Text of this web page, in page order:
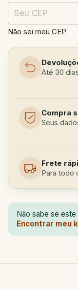
Não sei meu CEP
Até 30
Compra
Seus
Frete
Para todo
Não sabe se
Encontrar meu